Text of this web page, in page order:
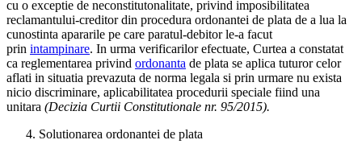
cu o exceptie de neconstitutonalitate, privind imposibilitatea
reclamantului-creditor din procedura ordonantei de plata de a lua la
cunostinta apararile pe care paratul-debitor le-a facut
prin intampinare. In urma verificarilor efectuate, Curtea a constatat
ca reglementarea privind ordonanta de plata se aplica tuturor celor
aflati in situatia prevazuta de norma legala si prin urmare nu exista
nicio discriminare, aplicabilitatea procedurii speciale fiind una
unitara (Decizia Curtii Constitutionale nr. 95/2015).
Solutionarea ordonantei de plata